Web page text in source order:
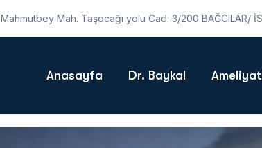
Mahmutbey Mah. Taşocağı yolu Cad. 3/200 BAĞCILAR/
Anasayfa Dr. Baykal